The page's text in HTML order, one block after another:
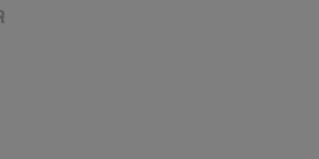
EUR
Aktionspreis: 24,99 EUR